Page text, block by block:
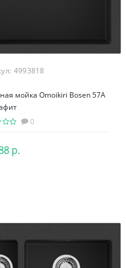
4993818
мойка Omoikiri Bosen 57A
0
р.